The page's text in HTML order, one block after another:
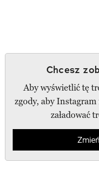
Chcesz
Aby wyświetlić tę
zgody, aby Instagram
załadować